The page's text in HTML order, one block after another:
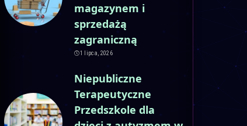
magazynem i
sprzedażą
zagraniczną
1 lipca, 2026
Niepubliczne
Terapeutyczne
Przedszkole dla